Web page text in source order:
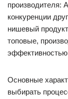
производителя:
конкуренции
нишевый
топовые,
эффективностью
Основные
выбирать